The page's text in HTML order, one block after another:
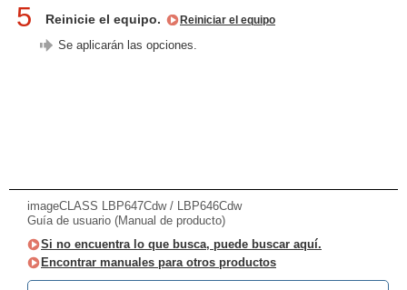
5 Reinicie el equipo. Reiniciar el equipo
Se aplicarán las opciones.
imageCLASS LBP647Cdw / LBP646Cdw
Guía de usuario (Manual de producto)
Si no encuentra lo que busca, puede buscar aquí.
Encontrar manuales para otros productos